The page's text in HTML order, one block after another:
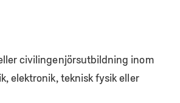
civilingenjörsutbildning inom
elektronik, teknisk fysik eller